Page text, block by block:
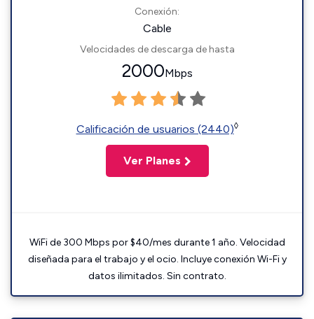
Conexión:
Cable
Velocidades de descarga de hasta
2000Mbps
Calificación de usuarios (2440)◊
Ver Planes
WiFi de 300 Mbps por $40/mes durante 1 año. Velocidad
diseñada para el trabajo y el ocio. Incluye conexión Wi-Fi y
datos ilimitados. Sin contrato.